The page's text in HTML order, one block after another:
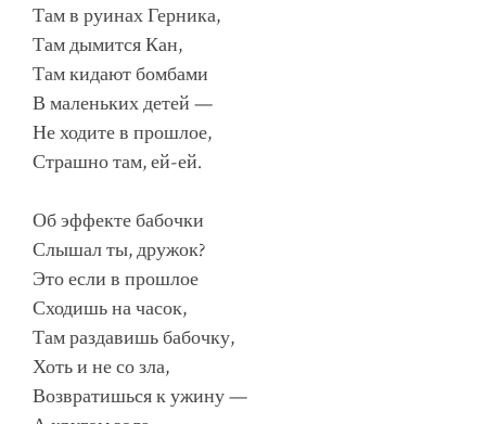
Там в руинах Герника,
Там дымится Кан,
Там кидают бомбами
В маленьких детей —
Не ходите в прошлое,
Страшно там, ей-ей.
Об эффекте бабочки
Слышал ты, дружок?
Это если в прошлое
Сходишь на часок,
Там раздавишь бабочку,
Хоть и не со зла,
Возвратишься к ужину —